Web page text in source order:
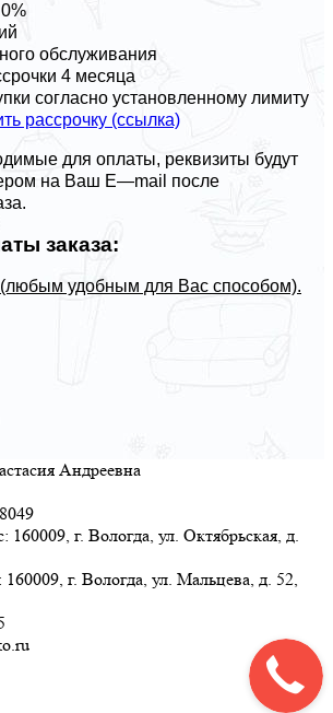
обслуживания
4 месяца
согласно установленному лимиту
рассрочку (ссылка)
для оплаты, реквизиты будут
на Ваш E—mail после
заказа:
удобным для Вас способом).
Андреевна
г. Вологда, ул. Октябрьская, д.
г. Вологда, ул. Мальцева, д. 52,
персональных данных(ссылка)